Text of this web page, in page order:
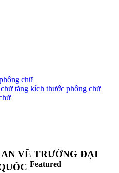
chữ
tăng kích thước phông chữ
VỀ TRƯỜNG ĐẠI
Featured